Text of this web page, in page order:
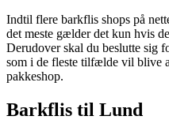
Indtil flere barkflis shops på
det meste gælder det kun hvis
Derudover skal du beslutte sig
som i de fleste tilfælde vil blive
pakkeshop.
Barkflis til Lund